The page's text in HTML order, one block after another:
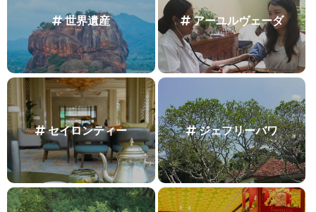
世界遺産 アーユルヴェーダ
セイロンティー ジェフリーバワ